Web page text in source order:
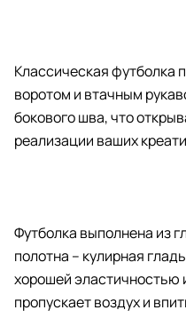
Классическая футболка
воротом и втачным
бокового шва, что
реализации ваших
Футболка выполнена из
полотна – кулирная
хорошей эластичностью
пропускает воздух и